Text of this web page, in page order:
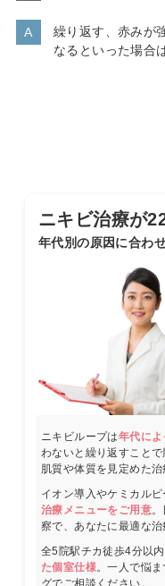
繰り返す、赤みが
なるといった場合
ニキビ治療が
年代別の原因に合わ
ニキビループは年代に
わないと繰り返すこと
肌質や体質を見定めた治
イオン導入やケミカル
治療メニューをご用意。
察で、あなたに最適な治
全5院駅チカ徒歩4分以内
た個室仕様。一人で悩
グでご相談ください。